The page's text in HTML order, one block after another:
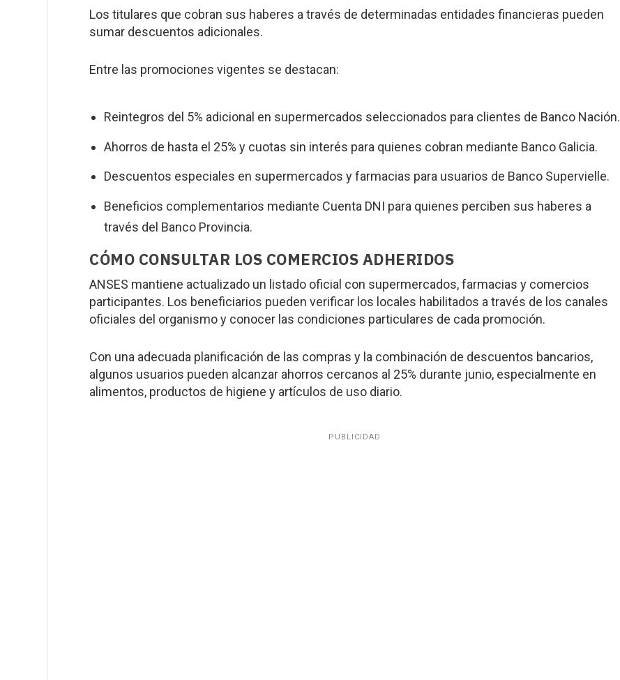
Los titulares que cobran sus haberes a través de determinadas entidades financieras pueden
sumar descuentos adicionales.
Entre las promociones vigentes se destacan:
Reintegros del 5% adicional en supermercados seleccionados para clientes de Banco Nación.
Ahorros de hasta el 25% y cuotas sin interés para quienes cobran mediante Banco Galicia.
Descuentos especiales en supermercados y farmacias para usuarios de Banco Supervielle.
Beneficios complementarios mediante Cuenta DNI para quienes perciben sus haberes a
través del Banco Provincia.
CÓMO CONSULTAR LOS COMERCIOS ADHERIDOS
ANSES mantiene actualizado un listado oficial con supermercados, farmacias y comercios
participantes. Los beneficiarios pueden verificar los locales habilitados a través de los canales
oficiales del organismo y conocer las condiciones particulares de cada promoción.
Con una adecuada planificación de las compras y la combinación de descuentos bancarios,
algunos usuarios pueden alcanzar ahorros cercanos al 25% durante junio, especialmente en
alimentos, productos de higiene y artículos de uso diario.
PUBLICIDAD